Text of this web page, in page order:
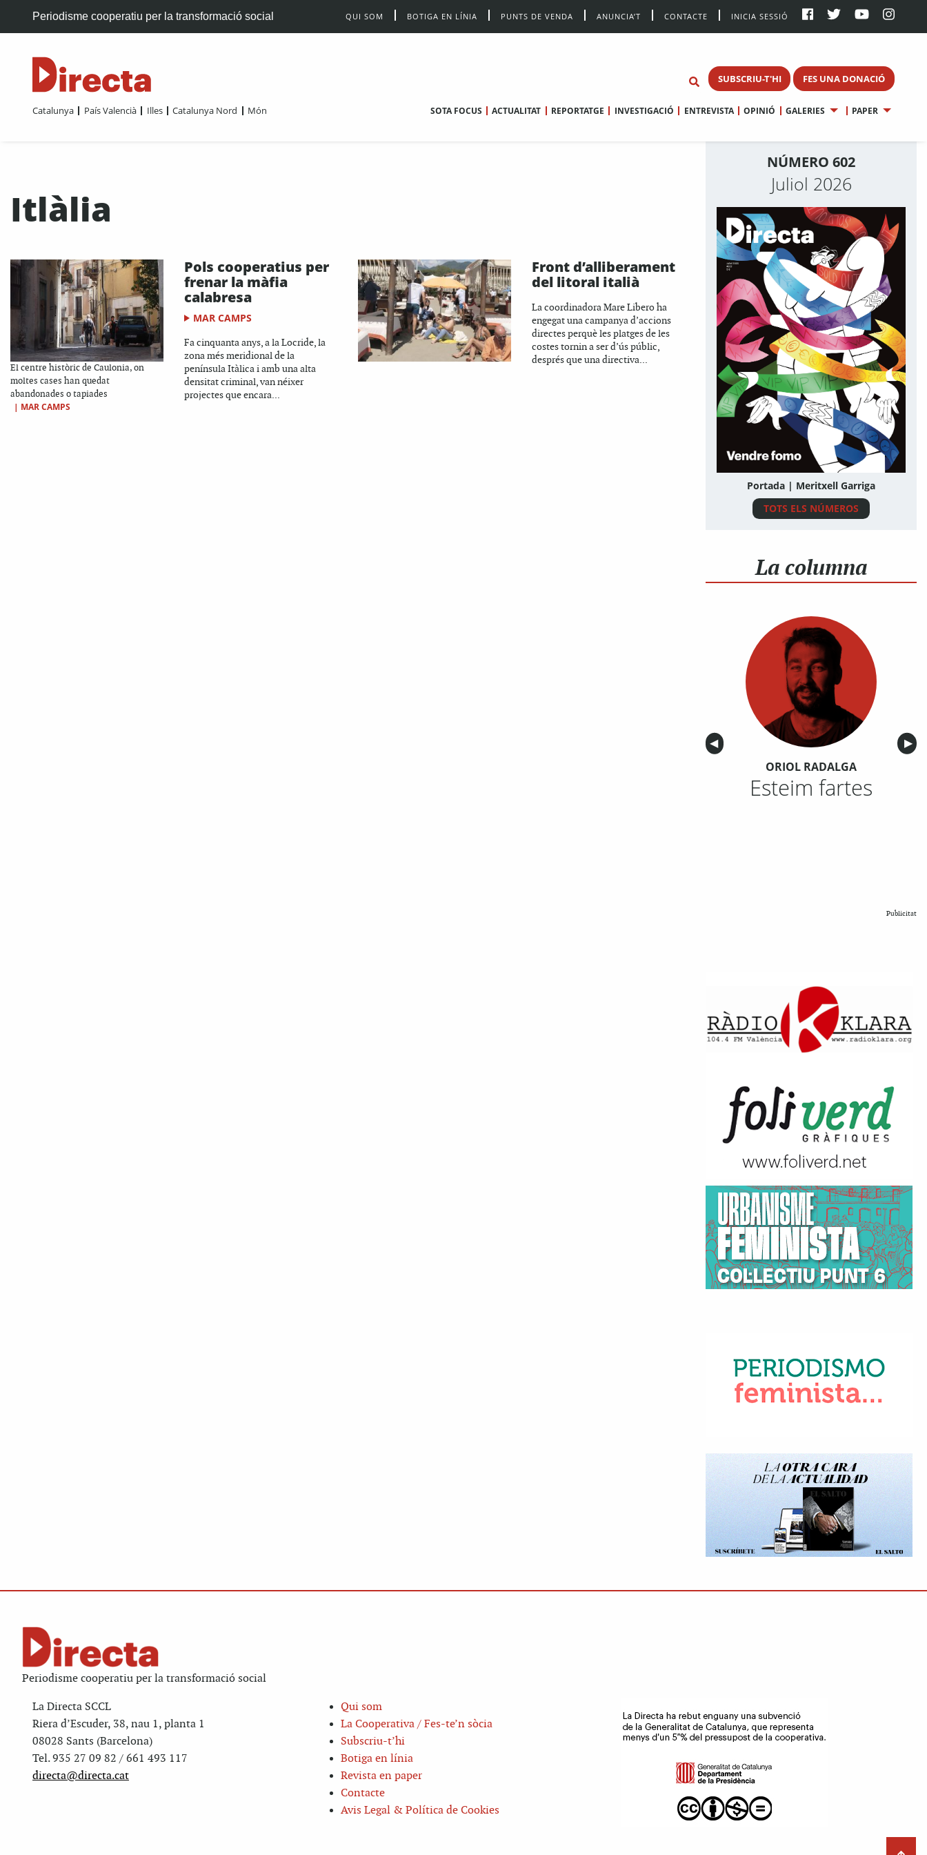
Periodisme cooperatiu per la transformació social QUI SOM BOTIGA EN LÍNIA PUNTS DE VENDA ANUNCIA’T CONTACTE INICIA SESSIÓ
SUBSCRIU-T'HI FES UNA DONACIÓ
Catalunya País Valencià Illes Catalunya Nord Món SOTA FOCUS ACTUALITAT REPORTATGE INVESTIGACIÓ ENTREVISTA OPINIÓ GALERIES PAPER
Itlàlia
El centre històric de Caulonia, on
moltes cases han quedat
abandonades o tapiades
| MAR CAMPS
Pols cooperatius per
frenar la màfia
calabresa
MAR CAMPS
Fa cinquanta anys, a la Locride, la
zona més meridional de la
península Itàlica i amb una alta
densitat criminal, van néixer
projectes que encara...
Front d’alliberament
del litoral italià
La coordinadora Mare Libero ha
engegat una campanya d’accions
directes perquè les platges de les
costes tornin a ser d’ús públic,
després que una directiva...
NÚMERO 602
Juliol 2026
Portada | Meritxell Garriga
TOTS ELS NÚMEROS
La columna
Anterior
◀︎ ▶︎
ORIOL RADALGA
Esteim fartes
Publicitat
Periodisme cooperatiu per la transformació social
La Directa SCCL
Riera d’Escuder, 38, nau 1, planta 1
08028 Sants (Barcelona)
Tel. 935 27 09 82 / 661 493 117
directa@directa.cat
Qui som
La Cooperativa / Fes-te’n sòcia
Subscriu-t’hi
Botiga en línia
Revista en paper
Contacte
Avis Legal & Política de Cookies